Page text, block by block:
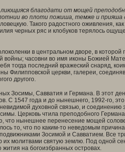
лиющияся благодати от мощей
во плоти пожиша, темже и
Такого радостного оживления, как
черных ряс и клобуков терялось
в центральном дворе, в
войны; часовни во имя иконы Божией
тогда последний вражеский снаряд,
Филипповской церкви, галереи,
другого.
Зосимы, Савватия и Германа. В этот
С 1547 года и до нынешнего, 1992-го,
духовной связью, и соединению
Церковь чтила преподобного
что нынешнее перенесение мощей
то, что по каким-то неведомым
Зосимой и Савватием. Все
их молитвами святую землю. Под одной
на богоизбранных островах.